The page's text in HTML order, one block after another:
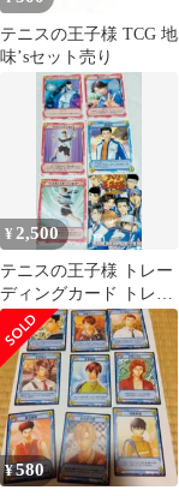
テニスの王子様 TCG 地
味’sセット売り
¥ 2,500
テニスの王子様 トレー
ディングカード トレ
カ ノーマルカード 5
枚 テニプリ
¥580